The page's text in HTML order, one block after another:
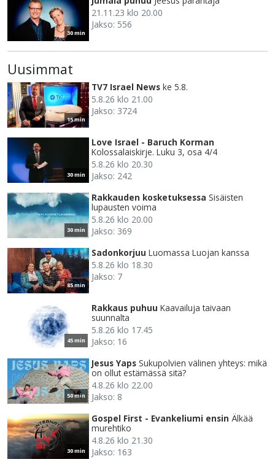
30 min
21.11.23 klo 20.00
Jakso: 556
Uusimmat
15 min
TV7 Israel News ke 5.8.
5.8.26 klo 21.00
Jakso: 3724
30 min
Love Israel - Baruch Korman
Kolossalaiskirje. Luku 3, osa 4/4
5.8.26 klo 20.30
Jakso: 242
30 min
Rakkauden kosketuksessa Sisäisten
lupausten voima
5.8.26 klo 20.00
Jakso: 369
85 min
Sadonkorjuu Luomassa Luojan kanssa
5.8.26 klo 18.30
Jakso: 7
45 min
Rakkaus puhuu Kaavailuja taivaan
suunnalta
5.8.26 klo 17.45
Jakso: 16
50 min
Jesus Yaps Sukupolvien välinen yhteys: mikä
on ollut estämässä sitä?
4.8.26 klo 22.00
Jakso: 8
30 min
Gospel First - Evankeliumi ensin Älkää
murehtiko
4.8.26 klo 21.30
Jakso: 163